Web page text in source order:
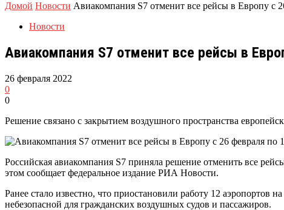
Домой Новости Авиакомпания S7 отменит все рейсы в Европу с
Новости
Авиакомпания S7 отменит все рейсы в
26 февраля 2022
0
0
Решение связано с закрытием воздушного пространства
Российская авиакомпания S7 приняла решение отменить все
этом сообщает федеральное издание РИА Новости.
Ранее стало известно, что приостановили работу 12
небезопасной для гражданских воздушных судов и пассажиров.